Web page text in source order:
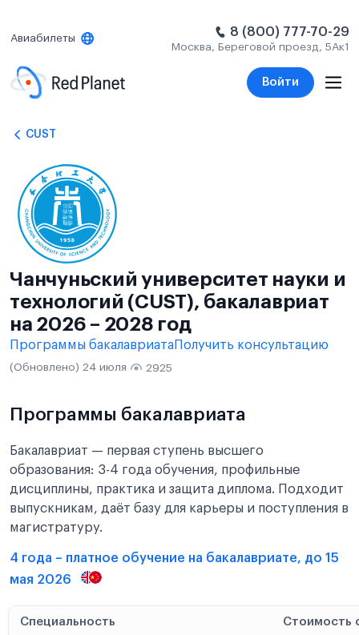
Авиабилеты 8 (800) 777-70-29
Москва, Береговой проезд, 5Ак1
Войти
CUST
Чанчуньский университет науки и
технологий (CUST), бакалавриат
на 2026 – 2028 год
Программы бакалавриатаПолучить консультацию
(Обновлено) 24 июля 2925
Программы бакалавриата
Бакалавриат — первая ступень высшего
образования: 3-4 года обучения, профильные
дисциплины, практика и защита диплома. Подходит
выпускникам, даёт базу для карьеры и поступления в
магистратуру.
4 года – платное обучение на бакалавриате, до 15
мая 2026
Специальность Стоимость